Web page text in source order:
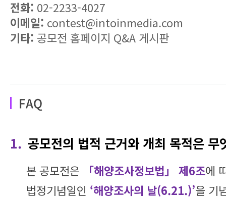
전화: 02-2233-4027
이메일: contest@intoinmedia.com
기타: 공모전 홈페이지 Q&A 게시판
FAQ
1. 공모전의 법적 근거와 개최 목적은 무
본 공모전은 「해양조사정보법」 제6조에
법정기념일인 ‘해양조사의 날(6.21.)’을 기